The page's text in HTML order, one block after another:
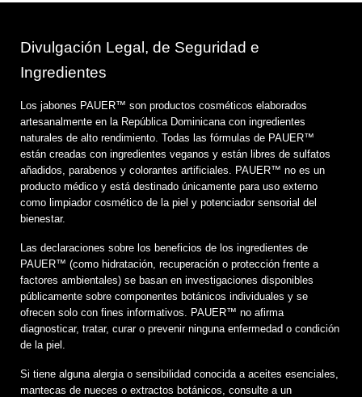
Divulgación Legal, de Seguridad e
Ingredientes
Los jabones PAUER™️ son productos cosméticos elaborados
artesanalmente en la República Dominicana con ingredientes
naturales de alto rendimiento. Todas las fórmulas de PAUER™️
están creadas con ingredientes veganos y están libres de sulfatos
añadidos, parabenos y colorantes artificiales. PAUER™️ no es un
producto médico y está destinado únicamente para uso externo
como limpiador cosmético de la piel y potenciador sensorial del
bienestar.
Las declaraciones sobre los beneficios de los ingredientes de
PAUER™️ (como hidratación, recuperación o protección frente a
factores ambientales) se basan en investigaciones disponibles
públicamente sobre componentes botánicos individuales y se
ofrecen solo con fines informativos. PAUER™️ no afirma
diagnosticar, tratar, curar o prevenir ninguna enfermedad o condición
de la piel.
Si tiene alguna alergia o sensibilidad conocida a aceites esenciales,
mantecas de nueces o extractos botánicos, consulte a un